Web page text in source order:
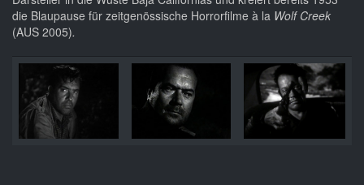
die Blaupause für zeitgenössische Horrorfilme à la Wolf Creek
(AUS 2005).